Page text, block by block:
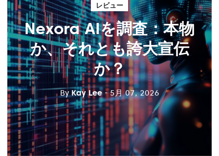
レビュー
Nexora AIを調査：本物
か、それとも誇大宣伝
か？
ByKay Lee - 5月 07, 2026